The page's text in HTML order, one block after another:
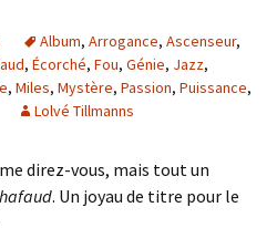
Album, Arrogance, Ascenseur,
, Écorché, Fou, Génie, Jazz,
, Miles, Mystère, Passion, Puissance,
Lolvé Tillmanns
direz-vous, mais tout un
. Un joyau de titre pour le